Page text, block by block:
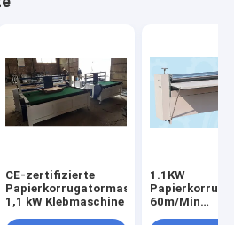
CE-zertifizierte
Papierkorrugatormaschine
1,1 kW Klebmaschine
1.1KW
60m/Min